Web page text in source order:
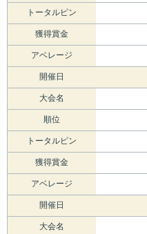
トータルピン
獲得賞金
アベレージ
開催日
大会名
順位
トータルピン
獲得賞金
アベレージ
開催日
大会名